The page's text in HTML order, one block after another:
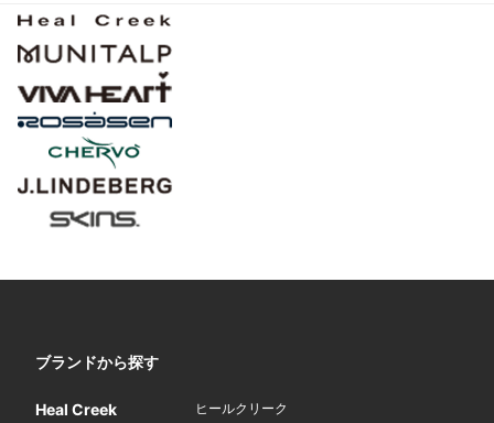
ブランドから探す
Heal Creek ヒールクリーク